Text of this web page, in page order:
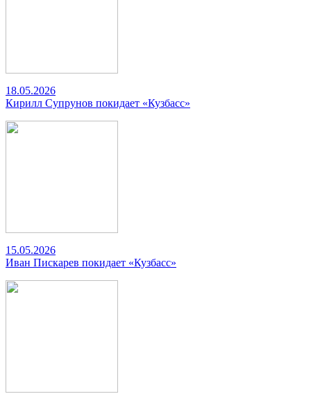
18.05.2026
Кирилл Супрунов покидает «Кузбасс»
15.05.2026
Иван Пискарев покидает «Кузбасс»